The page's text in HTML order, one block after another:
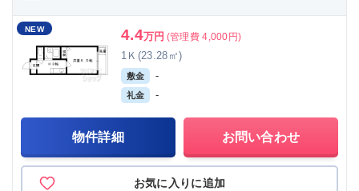
NEW 4.4万円 (管理費 4,000円)
1Ｋ(23.28㎡)
敷金 -
礼金 -
物件詳細 お問い合わせ
お気に入りに追加